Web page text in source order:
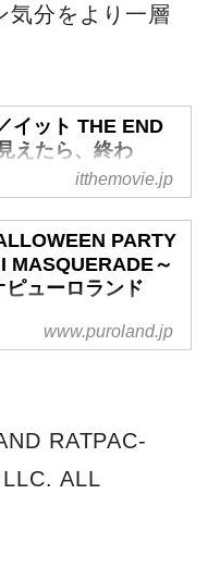
気分をより一層
イット THE END
えたら、終わ
ィシャルサイト
それ”が見えたら、
11月１日（金）全国
ー！
itthemovie.jp
PARTY
MASQUERADE～
ピューロランド
www.puroland.jp
RATPAC-
ALL